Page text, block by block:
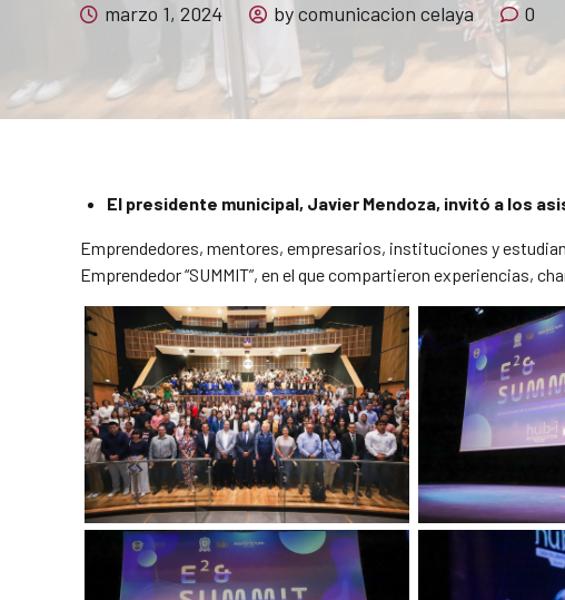
marzo 1, 2024 by comunicacion celaya 0
El presidente municipal, Javier Mendoza, invitó a los
Emprendedores, mentores, empresarios, instituciones y
Emprendedor “SUMMIT”, en el que compartieron experiencias,